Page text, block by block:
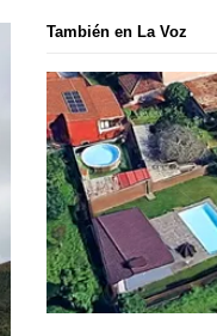
También en La Voz